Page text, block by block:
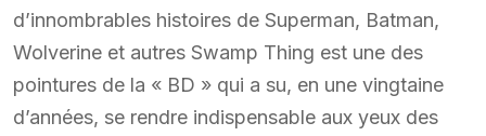
d’innombrables histoires de Superman, Batman,
Wolverine et autres Swamp Thing est une des
pointures de la « BD » qui a su, en une vingtaine
d’années, se rendre indispensable aux yeux des